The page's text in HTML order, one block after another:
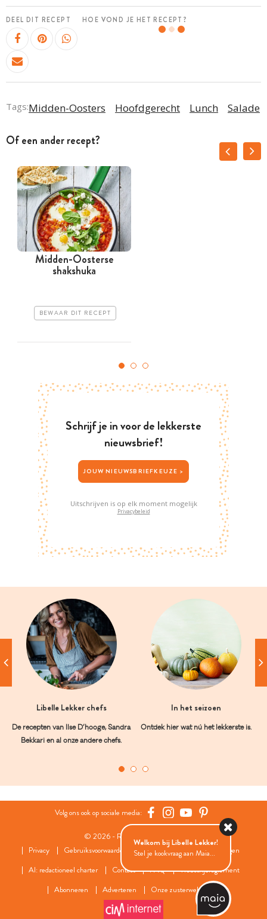
DEEL DIT RECEPT HOE VOND JE HET RECEPT?
Tags:Midden-Oosters Hoofdgerecht Lunch Salade
Of een ander recept?
Midden-Oosterse
shakshuka
BEWAAR DIT RECEPT
Schrijf je in voor de lekkerste
nieuwsbrief!
JOUW NIEUWSBRIEFKEUZE >
Uitschrijven is op elk moment mogelijk
Privacybeleid
Libelle Lekker chefs
De recepten van Ilse D’hooge, Sandra
Bekkari en al onze andere chefs.
In het seizoen
Ontdek hier wat nú het lekkerste is.
Volg ons ook op sociale media:
© 2026 - Roularta Media Group
Privacy
Gebruiksvoorwaarden Cookies
Cookies instellingen
AI: redactioneel charter
Contact FAQ
Wedstrijdreglement
Abonneren
Adverteren Onze zusterwebsites
Welkom bij Libelle Lekker!
Stel je kookvraag aan Maia...